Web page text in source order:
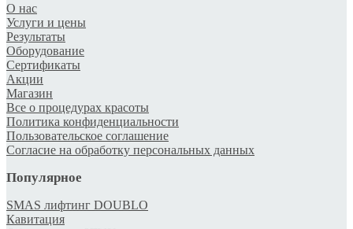
О нас
Услуги и цены
Результаты
Оборудование
Сертификаты
Акции
Магазин
Все о процедурах красоты
Политика конфиденциальности
Пользовательское соглашение
Согласие на обработку персональных данных
Популярное
SMAS лифтинг DOUBLO
Кавитация